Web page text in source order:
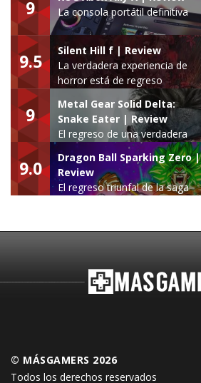
9
La consola portátil definitiva
9.5
Silent Hill f | Review
La verdadera experiencia de
horror está de regreso
9
Metal Gear Solid Delta:
Snake Eater | Review
El regreso de una verdadera
leyenda
9.0
Dragon Ball Sparking Zero |
Review
El regreso triunfal de la saga
© MÁSGAMERS 2026
Todos los derechos reservados